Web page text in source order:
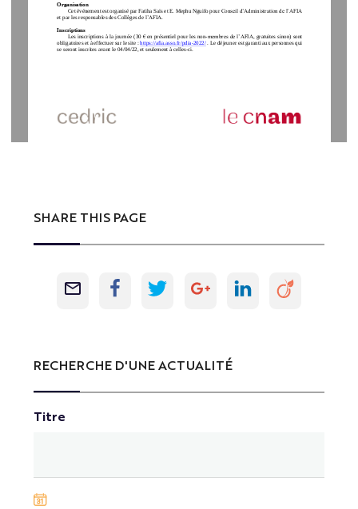
Organisation
Cet événement est organisé par Fatiha Saïs et E. Mephu Nguifo pour Conseil d’Administration de l’AFIA
et par les responsables des Collèges de l’AFIA
Inscriptions
Les inscriptions à la journée (30 € en présentiel pour les non-membres de l’AFIA , gratuites sinon) sont
obligatoires et à effectuer sur le site : https://afia.asso.fr/pdia-2022/ Le déjeuner est garanti aux personnes qui
se seront inscrites avant le 04/04/22 , et seulement à celles-ci.
SHARE THIS PAGE
RECHERCHE D'UNE ACTUALITÉ
Titre